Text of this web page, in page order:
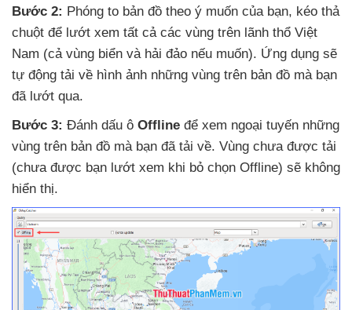
Bước 2: Phóng to bản đồ theo ý muốn của bạn, kéo thả
chuột để lướt xem tất cả các vùng trên lãnh thổ Việt
Nam (cả vùng biển và hải đảo nếu muốn). Ứng dụng sẽ
tự động tải về hình ảnh những vùng trên bản đồ mà bạn
đã lướt qua.
Bước 3: Đánh dấu ô Offline để xem ngoại tuyến những
vùng trên bản đồ mà bạn đã tải về. Vùng chưa được tải
(chưa được bạn lướt xem khi bỏ chọn Offline) sẽ không
hiển thị.